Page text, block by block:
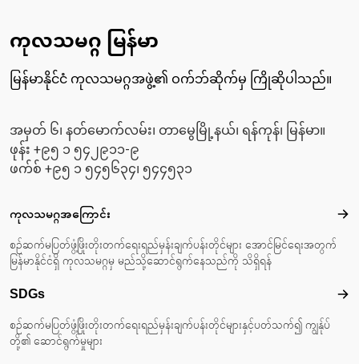
ကုလသမဂ္ဂ မြန်မာ
မြန်မာနိုင်ငံ ကုလသမဂ္ဂအဖွဲ့၏ ဝက်ဘ်ဆိုက်မှ ကြိုဆိုပါသည်။
အမှတ် ၆၊ နတ်မောက်လမ်း၊ တာမွေမြို့နယ်၊ ရန်ကုန်၊ မြန်မာ။
ဖုန်း +၉၅ ၁ ၅၄၂၉၁၁-၉
ဖက်စ် +၉၅ ၁ ၅၄၅၆၃၄၊ ၅၄၄၅၃၁
Footer menu
ကုလသမဂ္ဂအကြောင်း ကုလ
စဉ်ဆက်မပြတ်ဖွံ့ဖြိုးတိုးတက်ရေးရည်မှန်းချက်ပန်းတိုင်များ အောင်မြင်ရေးအတွက်
မြန်မာနိုင်ငံရှိ ကုလသမဂ္ဂမှ မည်သို့ဆောင်ရွက်နေသည်ကို သိရှိရန်
SDGs
စဉ်ဆက်မပြတ်ဖွံ့ဖြိုးတိုးတက်ရေးရည်မှန်းချက်ပန်းတိုင်များနှင့်ပတ်သက်၍ ကျွန်ုပ်
တို့၏ ဆောင်ရွက်မှုများ